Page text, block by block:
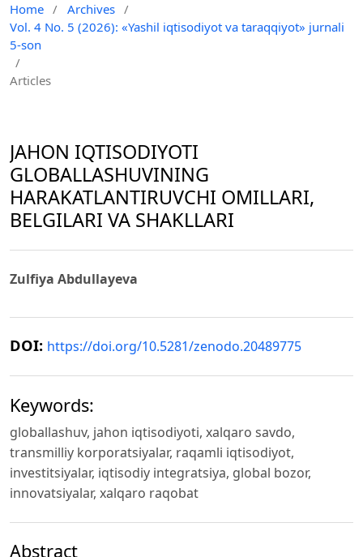
Home / Archives /
Vol. 4 No. 5 (2026): «Yashil iqtisodiyot va taraqqiyot» jurnali
5-son
/
Articles
JAHON IQTISODIYOTI
GLOBALLASHUVINING
HARAKATLANTIRUVCHI OMILLARI,
BELGILARI VA SHAKLLARI
Zulfiya Abdullayeva
DOI: https://doi.org/10.5281/zenodo.20489775
Keywords:
globallashuv, jahon iqtisodiyoti, xalqaro savdo,
transmilliy korporatsiyalar, raqamli iqtisodiyot,
investitsiyalar, iqtisodiy integratsiya, global bozor,
innovatsiyalar, xalqaro raqobat
Abstract